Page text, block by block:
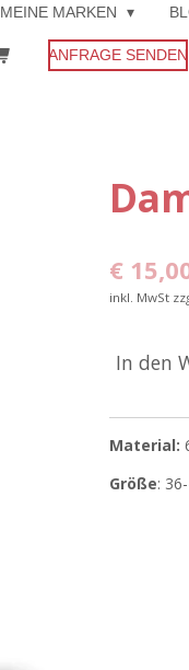
MEINE MARKEN
ANFRAGE SENDEN
€
inkl. MwSt
In den
Material:
Größe: